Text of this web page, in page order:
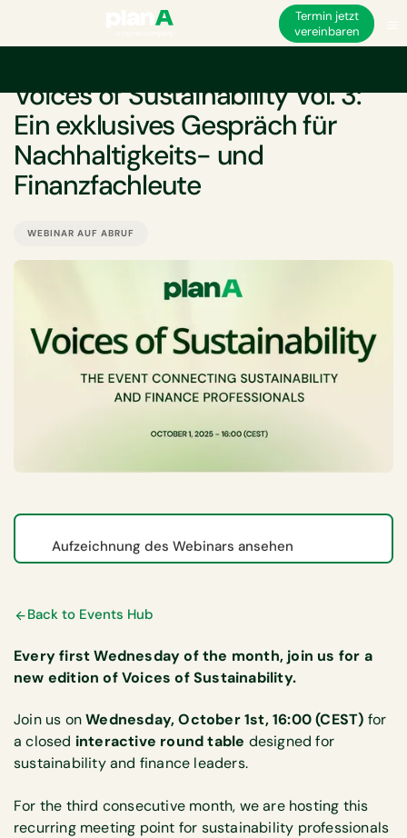
Termin jetzt
vereinbaren
Voices of Sustainability Vol. 3:
Ein exklusives Gespräch für
Nachhaltigkeits- und
Finanzfachleute
WEBINAR AUF ABRUF
Aufzeichnung des Webinars ansehen
Back to Events Hub
Every first Wednesday of the month, join us for a
new edition of Voices of Sustainability.
Join us onWednesday, October 1st, 16:00 (CEST) for
a closed interactive round table designed for
sustainability and finance leaders.
For the third consecutive month, we are hosting this
recurring meeting point for sustainability professionals